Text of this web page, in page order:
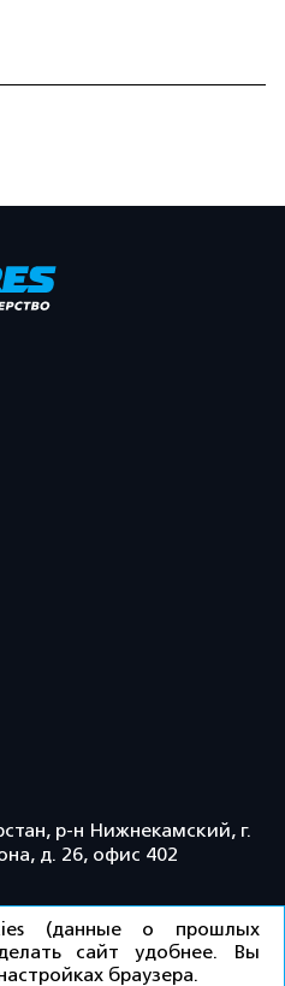
р-н Нижнекамский, г.
д. 26, офис 402
(данные о прошлых
сайт удобнее. Вы
браузера.